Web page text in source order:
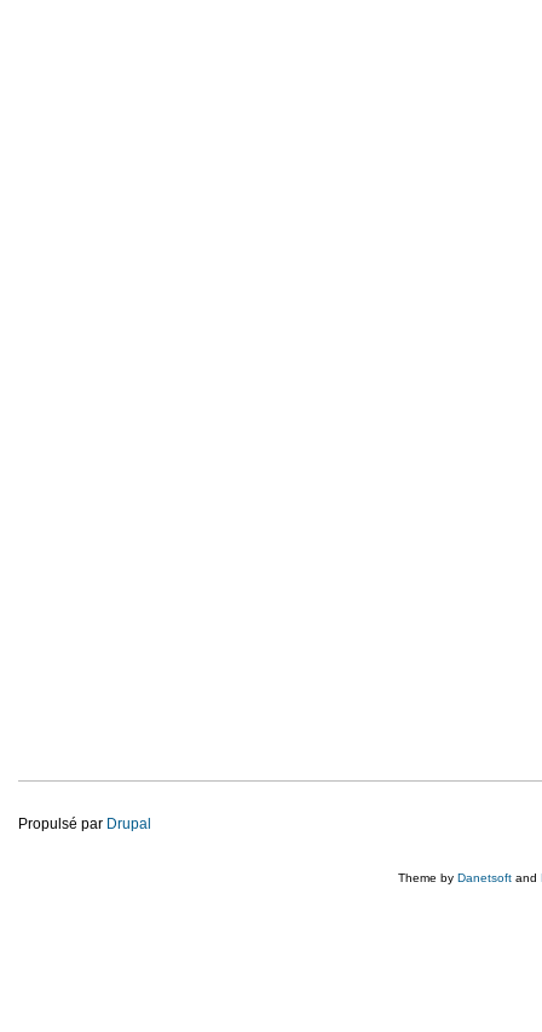
Propulsé par Drupal
Theme by Danetsoft and